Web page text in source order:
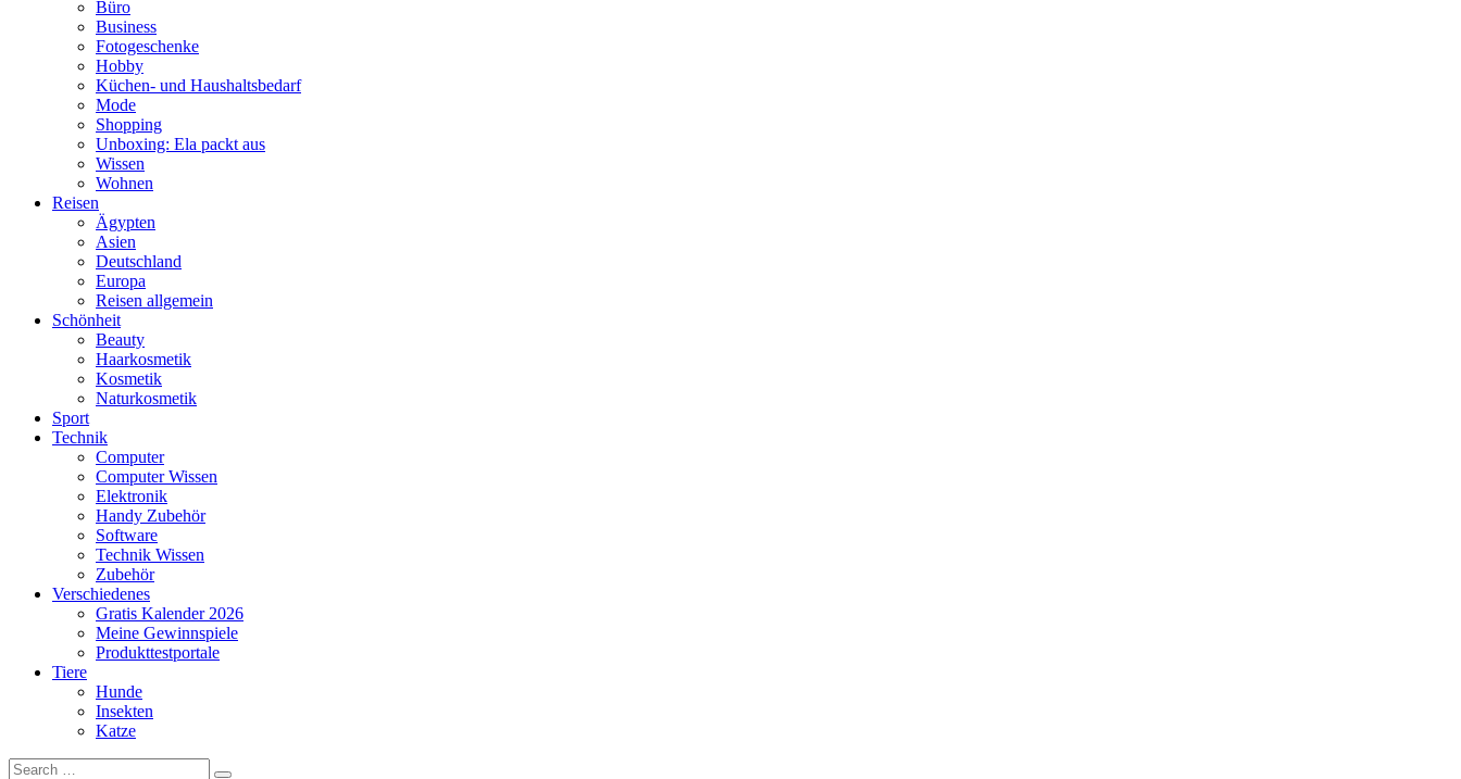
Büro
Business
Fotogeschenke
Hobby
Küchen- und Haushaltsbedarf
Mode
Shopping
Unboxing: Ela packt aus
Wissen
Wohnen
Reisen
Ägypten
Asien
Deutschland
Europa
Reisen allgemein
Schönheit
Beauty
Haarkosmetik
Kosmetik
Naturkosmetik
Sport
Technik
Computer
Computer Wissen
Elektronik
Handy Zubehör
Software
Technik Wissen
Zubehör
Verschiedenes
Gratis Kalender 2026
Meine Gewinnspiele
Produkttestportale
Tiere
Hunde
Insekten
Katze